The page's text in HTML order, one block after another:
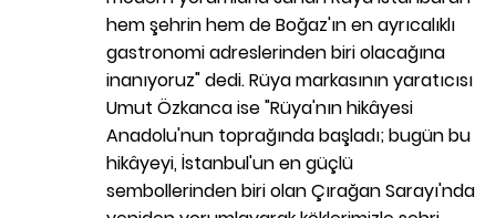
hem şehrin hem de Boğaz'ın en ayrıcalıklı
gastronomi adreslerinden biri olacağına
inanıyoruz" dedi. Rüya markasının yaratıcısı
Umut Özkanca ise "Rüya'nın hikâyesi
Anadolu'nun toprağında başladı; bugün bu
hikâyeyi, İstanbul'un en güçlü
sembollerinden biri olan Çırağan Sarayı'nda